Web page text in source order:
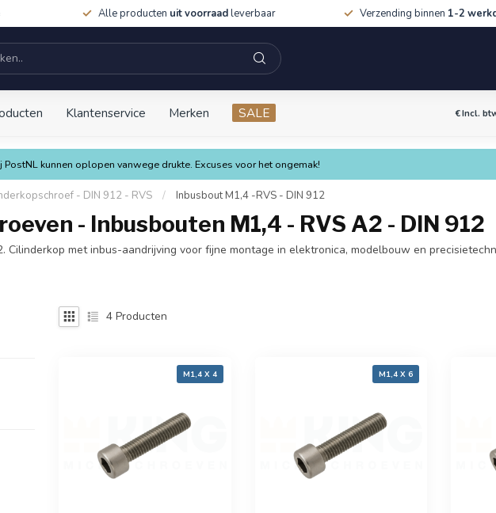
Alle producten uit voorraadleverbaar Verzending binnen 1-2
Klantenservice Merken SALE €Incl.
kunnen oplopen vanwege drukte. Excuses voor het ongemak!
- DIN 912 - RVS / Inbusbout M1,4 -RVS - DIN 912
- Inbusbouten M1,4 - RVS A2 - DIN 912
Cilinderkop met inbus-aandrijving voor fijne montage in elektronica, modelbouw en
4 Producten
M1,4 X 4 M1,4 X 6